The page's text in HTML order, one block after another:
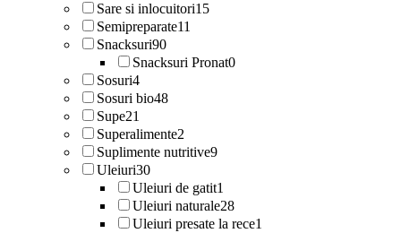
Sare si inlocuitori15
Semipreparate11
Snacksuri90
Snacksuri Pronat0
Sosuri4
Sosuri bio48
Supe21
Superalimente2
Suplimente nutritive9
Uleiuri30
Uleiuri de gatit1
Uleiuri naturale28
Uleiuri presate la rece1